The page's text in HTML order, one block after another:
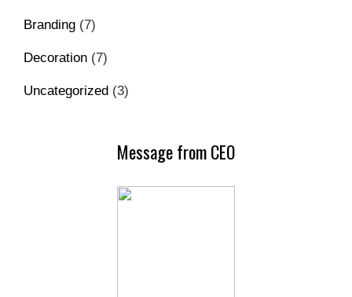
Branding (7)
Decoration (7)
Uncategorized (3)
Message from CEO